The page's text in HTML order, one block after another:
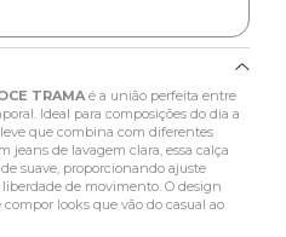
TRAMAé a união perfeita entre
Ideal para composições do dia a
que combina com diferentes
jeans de lavagem clara, essa calça
suave, proporcionando ajuste
de movimento. O design
looks que vão do casual ao